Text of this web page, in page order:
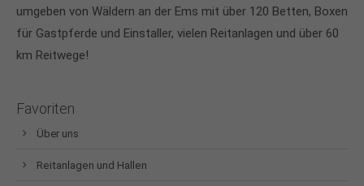
umgeben von Wäldern an der Ems mit über 120 Betten, Boxen
für Gastpferde und Einstaller, vielen Reitanlagen und über 60
km Reitwege!
Favoriten
Über uns
Reitanlagen und Hallen